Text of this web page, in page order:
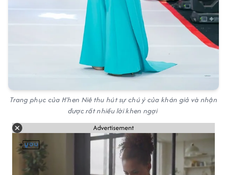
Trang phục của H'hen Niê thu hút sự chú ý của khán giả và nhận
được rất nhiều lời khen ngợi
Advertisement